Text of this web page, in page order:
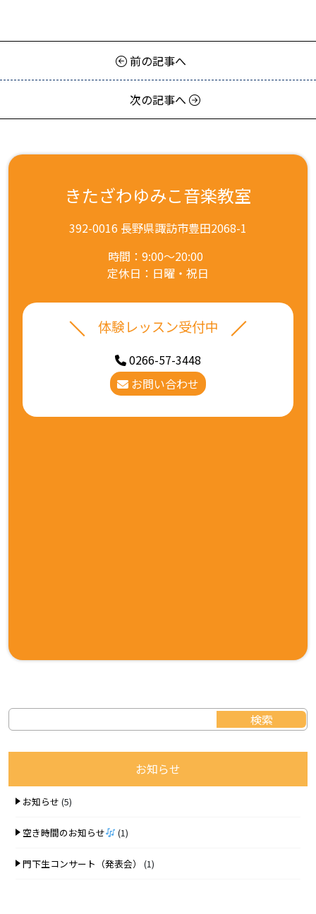
前の記事へ
次の記事へ
きたざわゆみこ音楽教室
392-0016 長野県諏訪市豊田2068-1
時間：9:00～20:00
定休日：日曜・祝日
体験レッスン受付中
0266-57-3448
お問い合わせ
お知らせ
お知らせ (5)
空き時間のお知らせ (1)
門下生コンサート（発表会） (1)